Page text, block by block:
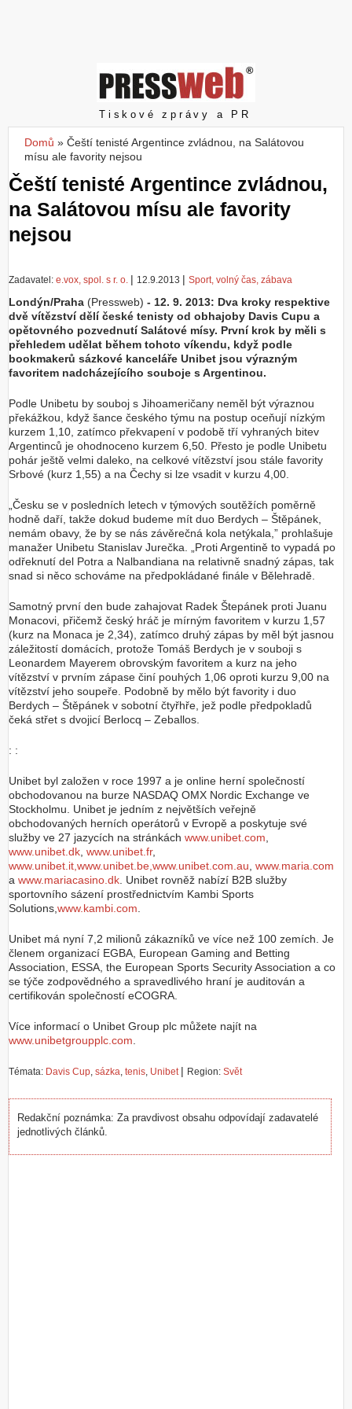
č
Pressweb
Tiskové zprávy a PR
Jste zde
Domů » Čeští tenisté Argentince zvládnou, na Salátovou
mísu ale favority nejsou
Čeští tenisté Argentince zvládnou,
na Salátovou mísu ale favority
nejsou
Zadavatel: e.vox, spol. s r. o. | 12.9.2013 | Sport, volný čas, zábava
Londýn/Praha (Pressweb) - 12. 9. 2013: Dva kroky respektive
dvě vítězství dělí české tenisty od obhajoby Davis Cupu a
opětovného pozvednutí Salátové mísy. První krok by měli s
přehledem udělat během tohoto víkendu, když podle
bookmakerů sázkové kanceláře Unibet jsou výrazným
favoritem nadcházejícího souboje s Argentinou.
Podle Unibetu by souboj s Jihoameričany neměl být výraznou
překážkou, když šance českého týmu na postup oceňují nízkým
kurzem 1,10, zatímco překvapení v podobě tří vyhraných bitev
Argentinců je ohodnoceno kurzem 6,50. Přesto je podle Unibetu
pohár ještě velmi daleko, na celkové vítězství jsou stále favority
Srbové (kurz 1,55) a na Čechy si lze vsadit v kurzu 4,00.
„Česku se v posledních letech v týmových soutěžích poměrně
hodně daří, takže dokud budeme mít duo Berdych – Štěpánek,
nemám obavy, že by se nás závěrečná kola netýkala,” prohlašuje
manažer Unibetu Stanislav Jurečka. „Proti Argentině to vypadá po
odřeknutí del Potra a Nalbandiana na relativně snadný zápas, tak
snad si něco schováme na předpokládané finále v Bělehradě.
Samotný první den bude zahajovat Radek Štepánek proti Juanu
Monacovi, přičemž český hráč je mírným favoritem v kurzu 1,57
(kurz na Monaca je 2,34), zatímco druhý zápas by měl být jasnou
záležitostí domácích, protože Tomáš Berdych je v souboji s
Leonardem Mayerem obrovským favoritem a kurz na jeho
vítězství v prvním zápase činí pouhých 1,06 oproti kurzu 9,00 na
vítězství jeho soupeře. Podobně by mělo být favority i duo
Berdych – Štěpánek v sobotní čtyřhře, jež podle předpokladů
čeká střet s dvojicí Berlocq – Zeballos.
: :
Unibet byl založen v roce 1997 a je online herní společností
obchodovanou na burze NASDAQ OMX Nordic Exchange ve
Stockholmu. Unibet je jedním z největších veřejně
obchodovaných herních operátorů v Evropě a poskytuje své
služby ve 27 jazycích na stránkách www.unibet.com
www.unibet.dk www.unibet.fr,
www.unibet.it,www.unibet.be,www.unibet.com.au www.maria.com
a www.mariacasino.dk . Unibet rovněž nabízí B2B služby
sportovního sázení prostřednictvím Kambi Sports
Solutions, www.kambi.com
Unibet má nyní 7,2 milionů zákazníků ve více než 100 zemích. Je
členem organizací EGBA, European Gaming and Betting
Association, ESSA, the European Sports Security Association a co
se týče zodpovědného a spravedlivého hraní je auditován a
certifikován společností eCOGRA.
Více informací o Unibet Group plc můžete najít na
www.unibetgroupplc.com
Témata: Davis Cup, sázka, tenis, Unibet | Region: Svět
Redakční poznámka: Za pravdivost obsahu odpovídají zadavatelé
jednotlivých článků.